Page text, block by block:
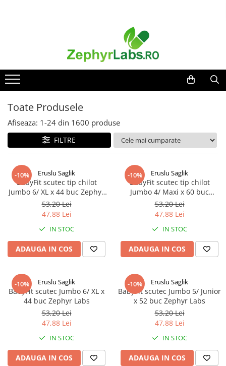
Alimentatie sanatoasa
Alimente
Dieta
Ceaiuri
Altele-Alimentatie sanatoasa
Mama si copil
Ingrijire și cosmetice
Scutece si servetele
Cosmetice copii
Protectie anti-insecte
Hrana pentru bebelusi
Produse antiparazitare
Sarcina si alaptare
Altele-Mama si copil
Produse pentru ingrijire si
frumusete
Ingrijire ten
Ingrijire maini si picioare
Ingrijire par
Toate Produsele
Afiseaza: 1-24 din 1600 produse
FILTRE
-10% Eruslu Saglik
BabyFit scutec tip chilot
Jumbo 6/ XL x 44 buc Zephyr
Labs
53,20 Lei
47,88 Lei
IN STOC
ADAUGA IN COS
-10% Eruslu Saglik
BabyFit scutec tip chilot
Jumbo 4/ Maxi x 60 buc
Zephyr Labs
53,20 Lei
47,88 Lei
IN STOC
ADAUGA IN COS
-10% Eruslu Saglik
BabyFit scutec Jumbo 6/ XL x
44 buc Zephyr Labs
53,20 Lei
47,88 Lei
IN STOC
ADAUGA IN COS
-10% Eruslu Saglik
BabyFit scutec Jumbo 5/ Junior
x 52 buc Zephyr Labs
53,20 Lei
47,88 Lei
IN STOC
ADAUGA IN COS